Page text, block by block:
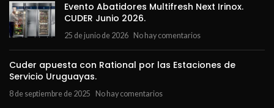
Evento Abatidores Multifresh Next Irinox.
CUDER Junio 2026.
25 de junio de 2026 No hay comentarios
Cuder apuesta con Rational por las Estaciones de
Servicio Uruguayas.
8 de septiembre de 2025 No hay comentarios